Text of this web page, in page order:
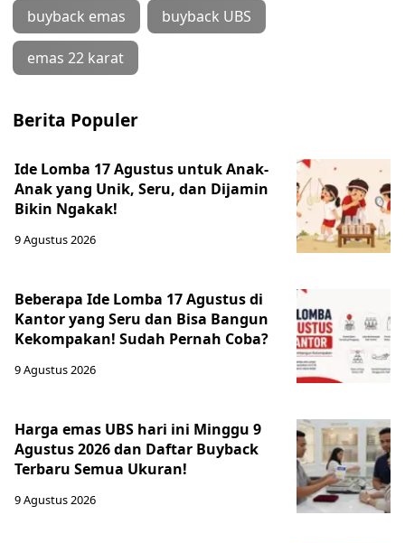
buyback emas buyback UBS
emas 22 karat
Berita Populer
Ide Lomba 17 Agustus untuk Anak-
Anak yang Unik, Seru, dan Dijamin
Bikin Ngakak!
9 Agustus 2026
Beberapa Ide Lomba 17 Agustus di
Kantor yang Seru dan Bisa Bangun
Kekompakan! Sudah Pernah Coba?
9 Agustus 2026
Harga emas UBS hari ini Minggu 9
Agustus 2026 dan Daftar Buyback
Terbaru Semua Ukuran!
9 Agustus 2026